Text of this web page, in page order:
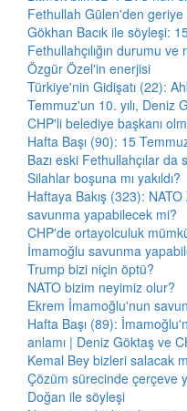
Fethullah Gülen'den geriye
Gökhan Bacık ile söyleşi:
Fethullahçılığın durumu
Özgür Özel'in enerjisi
Türkiye'nin Gidişatı (22):
Temmuz'un 10. yılı, Deniz
CHP'li belediye başkanı
Hafta Başı (90): 15
Bazı eski Fethullahçılar
Silahlar boşuna mı yakıldı?
Haftaya Bakış (323):
savunma yapabilecek mi?
CHP'de ortayolculuk
İmamoğlu savunma
Trump bizi niçin öptü?
NATO bizim neyimiz olur?
Ekrem İmamoğlu'nun
Hafta Başı (89):
anlamı | Deniz Göktaş ve
Kemal Bey bizleri salacak
Çözüm sürecinde çerçeve
Doğan ile söyleşi